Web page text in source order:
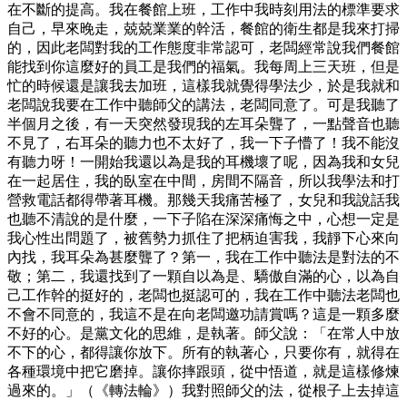
在不斷的提高。我在餐館上班，工作中我時刻用法的標準要求
自己，早來晚走，兢兢業業的幹活，餐館的衛生都是我來打掃
的，因此老闆對我的工作態度非常認可，老闆經常說我們餐館
能找到你這麼好的員工是我們的福氣。我每周上三天班，但是
忙的時候還是讓我去加班，這樣我就覺得學法少，於是我就和
老闆說我要在工作中聽師父的講法，老闆同意了。可是我聽了
半個月之後，有一天突然發現我的左耳朵聾了，一點聲音也聽
不見了，右耳朵的聽力也不太好了，我一下子懵了！我不能沒
有聽力呀！一開始我還以為是我的耳機壞了呢，因為我和女兒
在一起居住，我的臥室在中間，房間不隔音，所以我學法和打
營救電話都得帶著耳機。那幾天我痛苦極了，女兒和我說話我
也聽不清說的是什麼，一下子陷在深深痛悔之中，心想一定是
我心性出問題了，被舊勢力抓住了把柄迫害我，我靜下心來向
內找，我耳朵為甚麼聾了？第一，我在工作中聽法是對法的不
敬；第二，我還找到了一顆自以為是、驕傲自滿的心，以為自
己工作幹的挺好的，老闆也挺認可的，我在工作中聽法老闆也
不會不同意的，我這不是在向老闆邀功請賞嗎？這是一顆多麼
不好的心。是黨文化的思維，是執著。師父說：「在常人中放
不下的心，都得讓你放下。所有的執著心，只要你有，就得在
各種環境中把它磨掉。讓你摔跟頭，從中悟道，就是這樣修煉
過來的。」（《轉法輪》）我對照師父的法，從根子上去掉這